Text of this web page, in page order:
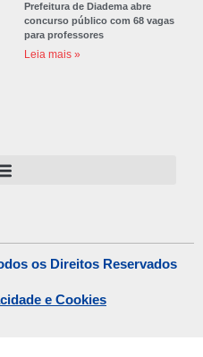
Prefeitura de Diadema abre
concurso público com 68 vagas
para professores
Leia mais »
os Direitos Reservados
e Cookies